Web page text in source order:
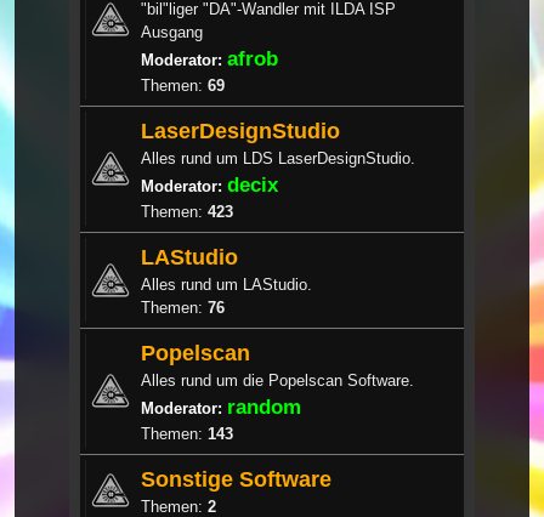
"bil"liger "DA"-Wandler mit ILDA ISP
Ausgang
Moderator: afrob
Themen: 69
LaserDesignStudio
Alles rund um LDS LaserDesignStudio.
Moderator: decix
Themen: 423
LAStudio
Alles rund um LAStudio.
Themen: 76
Popelscan
Alles rund um die Popelscan Software.
Moderator: random
Themen: 143
Sonstige Software
Themen: 2